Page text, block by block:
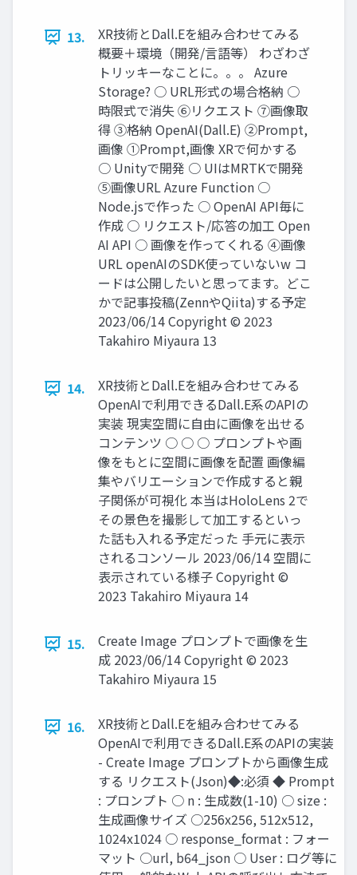
13.
XR技術とDall.Eを組み合わせてみる
概要＋環境（開発/言語等） わざわざ
トリッキーなことに。。。 Azure
Storage? ○ URL形式の場合格納 ○
時限式で消失 ⑥リクエスト ⑦画像取
得 ③格納 OpenAI(Dall.E) ②Prompt,
画像 ①Prompt,画像 XRで何かする
○ Unityで開発 ○ UIはMRTKで開発
⑤画像URL Azure Function ○
Node.jsで作った ○ OpenAI API毎に
作成 ○ リクエスト/応答の加工 Open
AI API ○ 画像を作ってくれる ④画像
URL openAIのSDK使っていないw コ
ードは公開したいと思ってます。どこ
かで記事投稿(ZennやQiita)する予定
2023/06/14 Copyright © 2023
Takahiro Miyaura 13
14.
XR技術とDall.Eを組み合わせてみる
OpenAIで利用できるDall.E系のAPIの
実装 現実空間に自由に画像を出せる
コンテンツ ○ ○ ○ プロンプトや画
像をもとに空間に画像を配置 画像編
集やバリエーションで作成すると親
子関係が可視化 本当はHoloLens 2で
その景色を撮影して加工するといっ
た話も入れる予定だった 手元に表示
されるコンソール 2023/06/14 空間に
表示されている様子 Copyright ©
2023 Takahiro Miyaura 14
15.
Create Image プロンプトで画像を生
成 2023/06/14 Copyright © 2023
Takahiro Miyaura 15
16.
XR技術とDall.Eを組み合わせてみる
OpenAIで利用できるDall.E系のAPIの実装
- Create Image プロンプトから画像生成
する リクエスト(Json)◆:必須 ◆ Prompt
: プロンプト ○ n : 生成数(1-10) ○ size :
生成画像サイズ ○256x256, 512x512,
1024x1024 ○ response_format : フォー
マット ○url, b64_json ○ User : ログ等に